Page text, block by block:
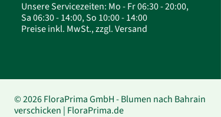
Unsere Servicezeiten: Mo - Fr 06:30 - 20:00,
Sa 06:30 - 14:00, So 10:00 - 14:00
Preise inkl. MwSt., zzgl. Versand
© 2026 FloraPrima GmbH - Blumen nach Bahrain
verschicken | FloraPrima.de